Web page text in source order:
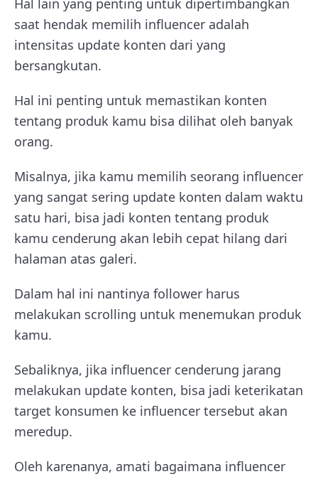
saat hendak memilih influencer adalah
intensitas update konten dari yang
bersangkutan.
Hal ini penting untuk memastikan konten
tentang produk kamu bisa dilihat oleh banyak
orang.
Misalnya, jika kamu memilih seorang influencer
yang sangat sering update konten dalam waktu
satu hari, bisa jadi konten tentang produk
kamu cenderung akan lebih cepat hilang dari
halaman atas galeri.
Dalam hal ini nantinya follower harus
melakukan scrolling untuk menemukan produk
kamu.
Sebaliknya, jika influencer cenderung jarang
melakukan update konten, bisa jadi keterikatan
target konsumen ke influencer tersebut akan
meredup.
Oleh karenanya, amati bagaimana influencer